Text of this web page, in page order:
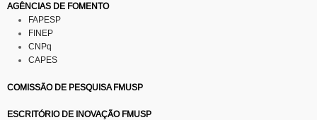
AGÊNCIAS DE FOMENTO
FAPESP
FINEP
CNPq
CAPES
COMISSÃO DE PESQUISA FMUSP
ESCRITÓRIO DE INOVAÇÃO FMUSP